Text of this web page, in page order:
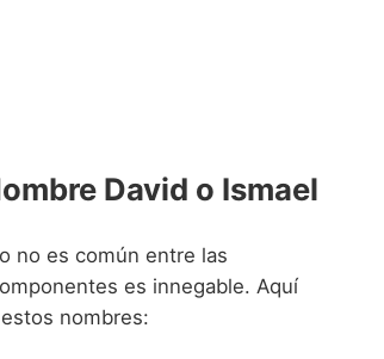
David o Ismael
no es común entre las
es innegable. Aquí
nombres: